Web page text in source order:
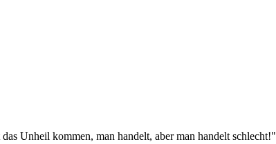
Unheil kommen, man handelt, aber man handelt schlecht!"